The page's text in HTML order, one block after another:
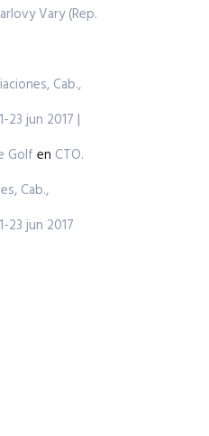
Vary (Rep.
Cab.,
23 jun 2017 |
Golf en CTO.
Cab.,
23 jun 2017